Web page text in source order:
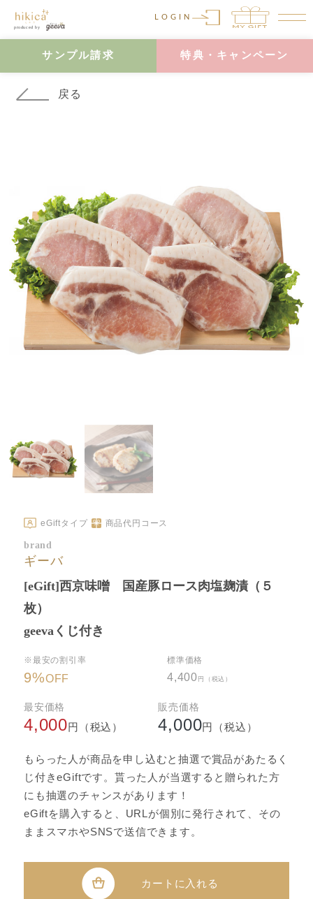
LOGIN
サンプル請求 特典・キャンペーン
戻る
eGiftタイプ 商品代 円コース
brand
ギーバ
[eGift]西京味噌 国産豚ロース肉塩麹漬（５
枚）
geevaくじ付き
※最安の割引率
9%OFF
標準価格
4,400 円（税込）
最安価格
4,000円（税込）
販売価格
4,000円（税込）
もらった人が商品を申し込むと抽選で賞品があたるく
じ付きeGiftです。貰った人が当選すると贈られた方
にも抽選のチャンスがあります！
eGiftを購入すると、URLが個別に発行されて、その
ままスマホやSNSで送信できます。
カートに入れる